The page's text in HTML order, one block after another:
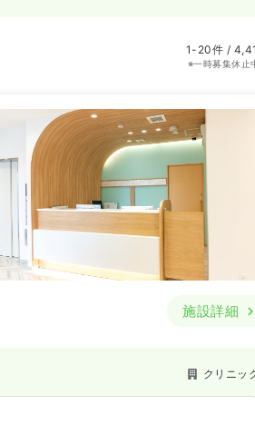
1-20件 /
※一時募集休止
施設詳細
クリニッ